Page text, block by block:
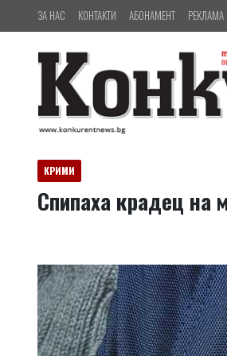
ЗА НАС КОНТАКТИ АБОНАМЕНТ РЕКЛАМА
КРИМИ
Спипаха крадец на